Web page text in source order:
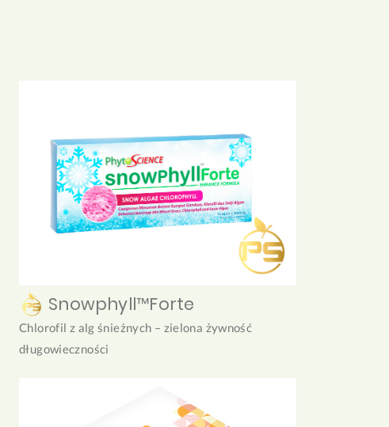
Snowphyll™Forte
Chlorofil z alg śnieżnych – zielona żywność
długowieczności